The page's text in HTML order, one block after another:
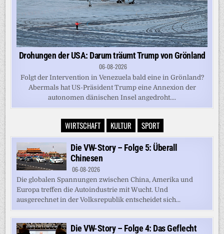
Drohungen der USA: Darum träumt Trump von Grönland
06-08-2026
Folgt der Intervention in Venezuela bald eine in Grönland?
Abermals hat US-Präsident Trump eine Annexion der
autonomen dänischen Insel angedroht....
WIRTSCHAFT KULTUR SPORT
Die VW-Story – Folge 5: Überall
Chinesen
06-08-2026
Die globalen Spannungen zwischen China, Amerika und
Europa treffen die Autoindustrie mit Wucht. Und
ausgerechnet in der Volksrepublik entscheidet sich...
Die VW-Story – Folge 4: Das Geflecht